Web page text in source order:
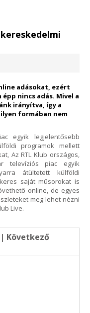
adásokat, ezért
nincs adás. Mivel a
irányítva, így a
formában nem
egyik legjelentősebb
programok mellett
Az RTL Klub országos,
televíziós piac egyik
átültetett külföldi
saját műsorokat is
online, de egyes
meg lehet nézni
Live.
Következő